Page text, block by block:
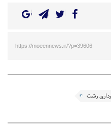
https://moeennews.ir/?p=39606
رشت